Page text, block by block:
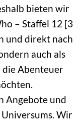
bieten wir
– Staffel 12 [3
und direkt nach
auch als
die Abenteuer
Angebote und
Wir